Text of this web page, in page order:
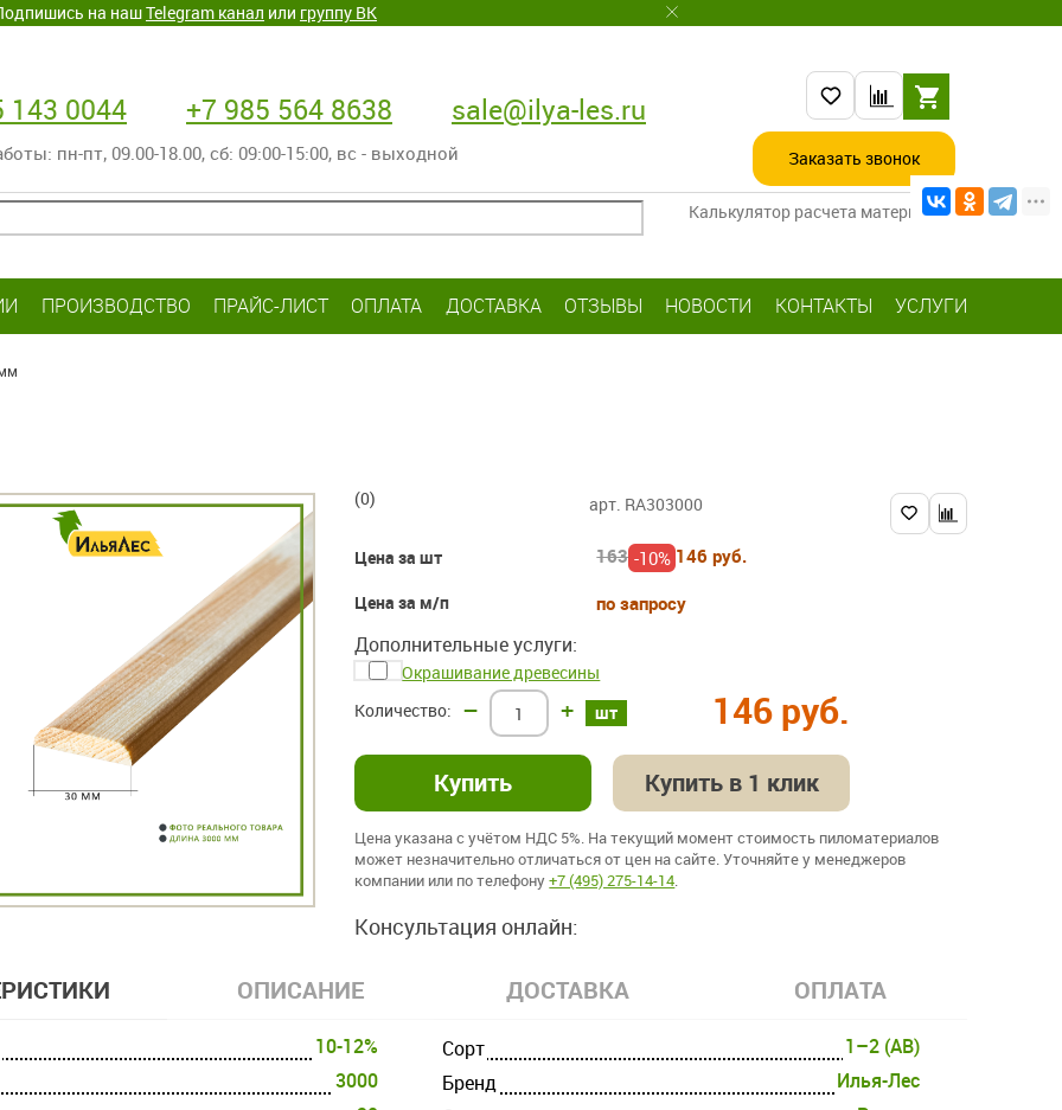
на нашTelegram канал или группу ВК
143 0044 +7 985 564 8638 sale@ilya-les.ru
пн-пт‚ 09.00-18.00, сб: 09:00-15:00, вс - выходной Заказать звонок
Калькулятор расчета материалов
ПРОИЗВОДСТВО ПРАЙС-ЛИСТ ОПЛАТА ДОСТАВКА ОТЗЫВЫ НОВОСТИ КОНТАКТЫ УСЛУГИ
(0) арт. RA303000
Цена за шт 163 -10% 146 руб.
Цена за м/п по запросу
Дополнительные услуги:
Окрашивание древесины
шт
– + 146 руб.
Купить в 1 клик
Цена указана с учётом НДС 5%. На текущий момент стоимость пиломатериалов
может незначительно отличаться от цен на сайте. Уточняйте у менеджеров
компании или по телефону+7 (495) 275-14-14.
Консультация онлайн:
ОПИСАНИЕ ДОСТАВКА ОПЛАТА
10-12%
3000
Cорт
1–2 (AB)
Бренд
Илья-Лес